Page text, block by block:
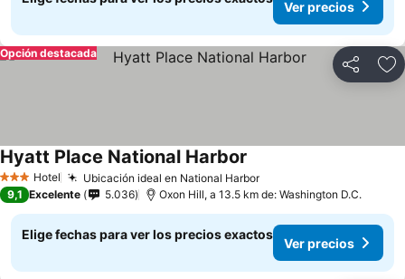
Ver precios
Compartir
Opción destacada
3 Estrellas
Hotel Ubicación ideal en National HarborVer precios
Hyatt Place National Harbor
9,1 Excelente 5.036 Oxon Hill, a 13.5 km de: Washington D.C.
Elige fechas para ver los precios exactos
Ver precios